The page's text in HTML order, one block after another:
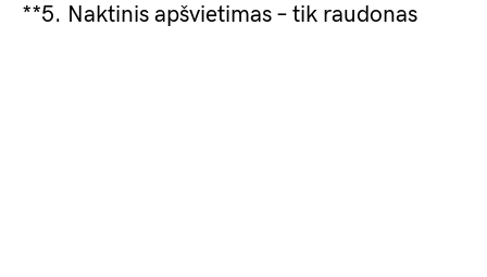
**5. Naktinis apšvietimas – tik raudonas